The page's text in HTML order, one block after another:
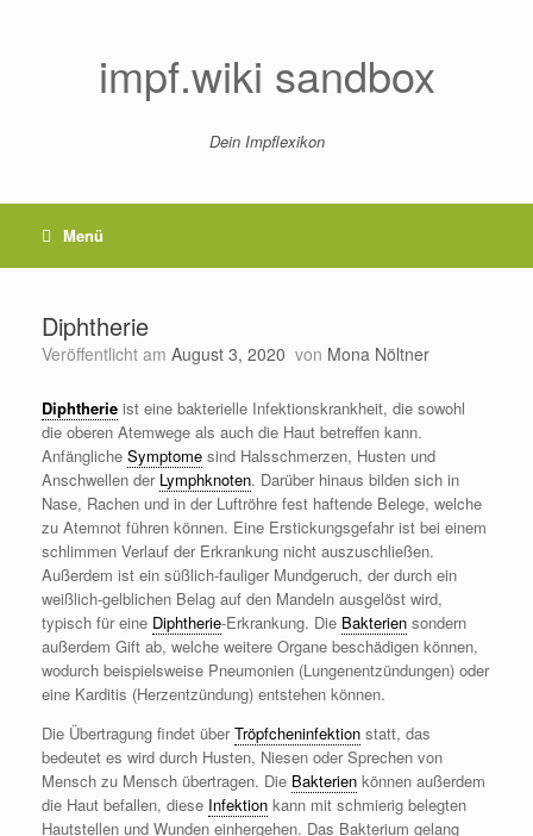
impf.wiki sandbox
Dein Impflexikon
Menü
Diphtherie
Veröffentlicht am August 3, 2020 von Mona Nöltner
Diphtherie ist eine bakterielle Infektionskrankheit, die sowohl
die oberen Atemwege als auch die Haut betreffen kann.
Anfängliche Symptome sind Halsschmerzen, Husten und
Anschwellen der Lymphknoten. Darüber hinaus bilden sich in
Nase, Rachen und in der Luftröhre fest haftende Belege, welche
zu Atemnot führen können. Eine Erstickungsgefahr ist bei einem
schlimmen Verlauf der Erkrankung nicht auszuschließen.
Außerdem ist ein süßlich-fauliger Mundgeruch, der durch ein
weißlich-gelblichen Belag auf den Mandeln ausgelöst wird,
typisch für eine Diphtherie-Erkrankung. Die Bakterien sondern
außerdem Gift ab, welche weitere Organe beschädigen können,
wodurch beispielsweise Pneumonien (Lungenentzündungen) oder
eine Karditis (Herzentzündung) entstehen können.
Die Übertragung findet überTröpfcheninfektion statt, das
bedeutet es wird durch Husten, Niesen oder Sprechen von
Mensch zu Mensch übertragen. Die Bakterien können außerdem
die Haut befallen, diese Infektion kann mit schmierig belegten
Hautstellen und Wunden einhergehen. Das Bakterium gelang